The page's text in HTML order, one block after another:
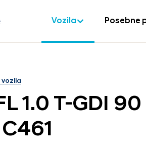
Vozila Posebne
vozila
1.0 T-GDI